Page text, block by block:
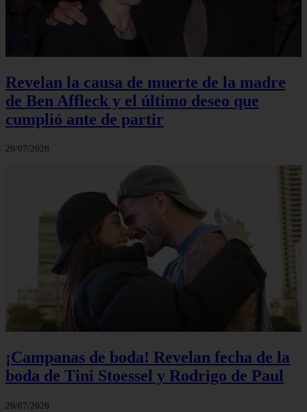
Revelan la causa de muerte de la madre
de Ben Affleck y el último deseo que
cumplió ante de partir
29/07/2026
¡Campanas de boda! Revelan fecha de la
boda de Tini Stoessel y Rodrigo de Paul
29/07/2026